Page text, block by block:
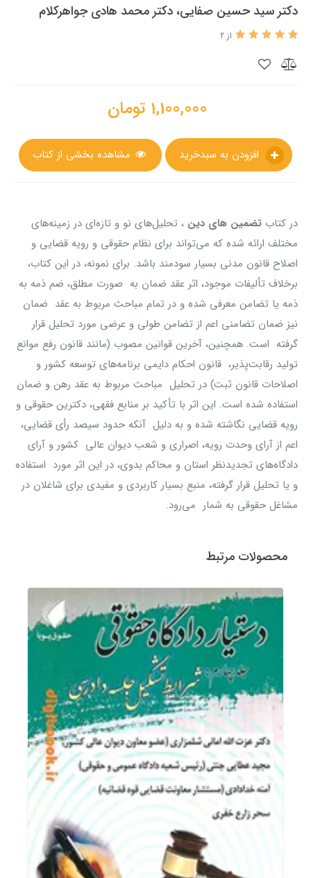
دکتر سید حسین صفایی، دکتر محمد هادی جواهرکلام
از 2
1,100,000 تومان
مشاهده بخشی از کتاب
در کتاب تضمین های دین ، تحلیل‌های نو و تازه‌ای در زمینه‌های
مختلف ارائه شده که می‌تواند برای نظام حقوقی و رویه قضایی و
اصلاح قانون مدنی بسیار سودمند باشد. برای نمونه، در این کتاب،
برخلاف تألیفات موجود، اثر عقد ضمان به صورت مطلق، ضم ذمه به
ذمه یا تضامن معرفی شده و در تمام مباحث مربوط به عقد ضمان
نیز ضمان تضامنی اعم از تضامن طولی و عرضی مورد تحلیل قرار
گرفته است. همچنین، آخرین قوانین مصوب (مانند قانون رفع موانع
تولید رقابت‌پذیر، قانون احکام دایمی برنامه‌های توسعه کشور و
اصلاحات قانون ثبت) در تحلیل مباحث مربوط به عقد رهن و ضمان
استفاده شده است. این اثر با تأکید بر منابع فقهی، دکترین حقوقی و
رویه قضایی نگاشته شده و به دلیل آنکه حدود سیصد رأی قضایی،
اعم از آرای وحدت رویه، اصراری و شعب دیوان عالی کشور و آرای
دادگاه‌های تجدیدنظر استان و محاکم بدوی، در این اثر مورد استفاده
و یا تحلیل قرار گرفته، منبع بسیار کاربردی و مفیدی برای شاغلان در
مشاغل حقوقی به شمار می‌رود.
محصولات مرتبط